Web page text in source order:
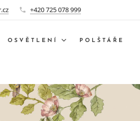
+420 725 078 999
OSVĚTLENÍ POLŠTÁŘE